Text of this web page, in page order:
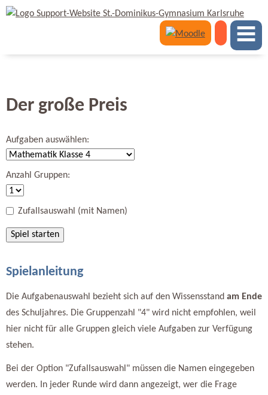
Der große Preis
Aufgaben auswählen:
Anzahl Gruppen:
Zufallsauswahl (mit Namen)
Spiel starten
Spielanleitung
Die Aufgabenauswahl bezieht sich auf den Wissensstand am Ende
des Schuljahres. Die Gruppenzahl "4" wird nicht empfohlen, weil
hier nicht für alle Gruppen gleich viele Aufgaben zur Verfügung
stehen.
Bei der Option "Zufallsauswahl" müssen die Namen eingegeben
werden. In jeder Runde wird dann angezeigt, wer die Frage